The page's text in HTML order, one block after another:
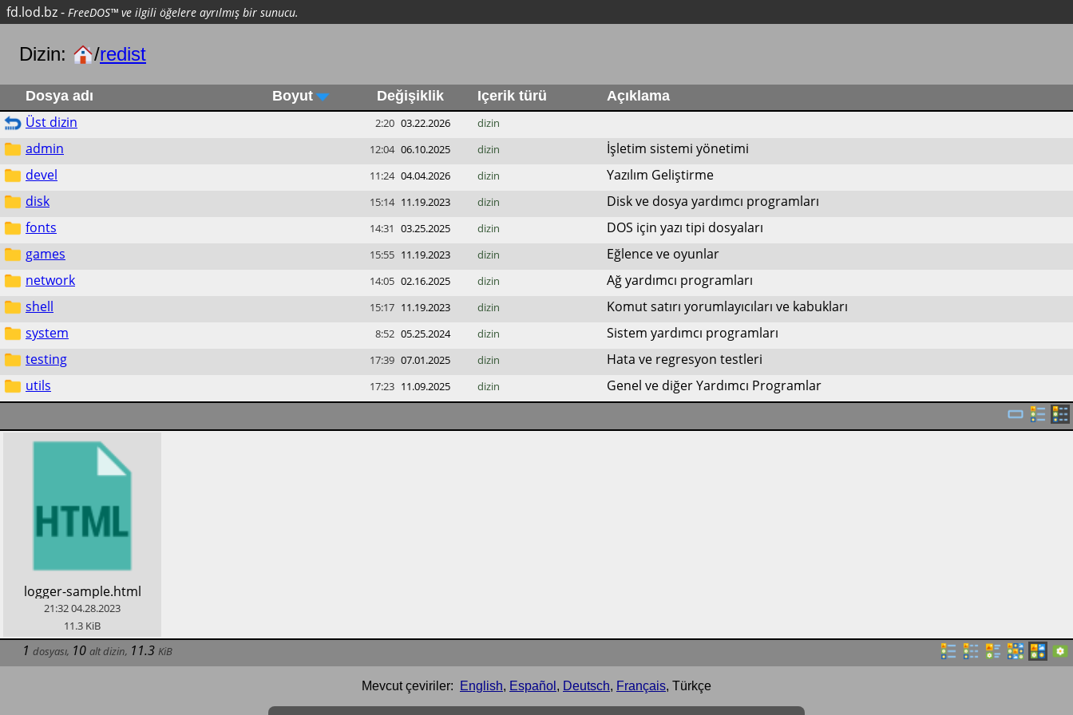
fd.lod.bz- FreeDOS™ ve ilgili öğelere ayrılmış bir sunucu.
Dizin: /redist
Dosya adı Boyut Değişiklik Içerik türü Açıklama
Üst dizin 2:20 03.22.2026 dizin
admin 12:04 06.10.2025 dizin
İşletim sistemi yönetimi
devel
11:24 04.04.2026 dizin
Yazılım Geliştirme
disk
15:14 11.19.2023 dizin
Disk ve dosya yardımcı programları
fonts
14:31 03.25.2025 dizin
DOS için yazı tipi dosyaları
games
15:55 11.19.2023 dizin
Eğlence ve oyunlar
network
14:05 02.16.2025 dizin
Ağ yardımcı programları
shell
15:17 11.19.2023 dizin
Komut satırı yorumlayıcıları ve kabukları
system
8:52 05.25.2024 dizin
Sistem yardımcı programları
testing
17:39 07.01.2025 dizin
Hata ve regresyon testleri
utils
17:23 11.09.2025 dizin Genel ve diğer Yardımcı Programlar
​logger-sample.html
21:3204.28.2023
11.3 KiB
1 dosyası, 10 alt dizin, 11.3 KiB
Mevcut çeviriler: English, Español , Deutsch, Français, Türkçe